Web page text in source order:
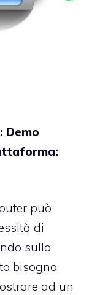
Demo
può
di
sullo
bisogno
ad un